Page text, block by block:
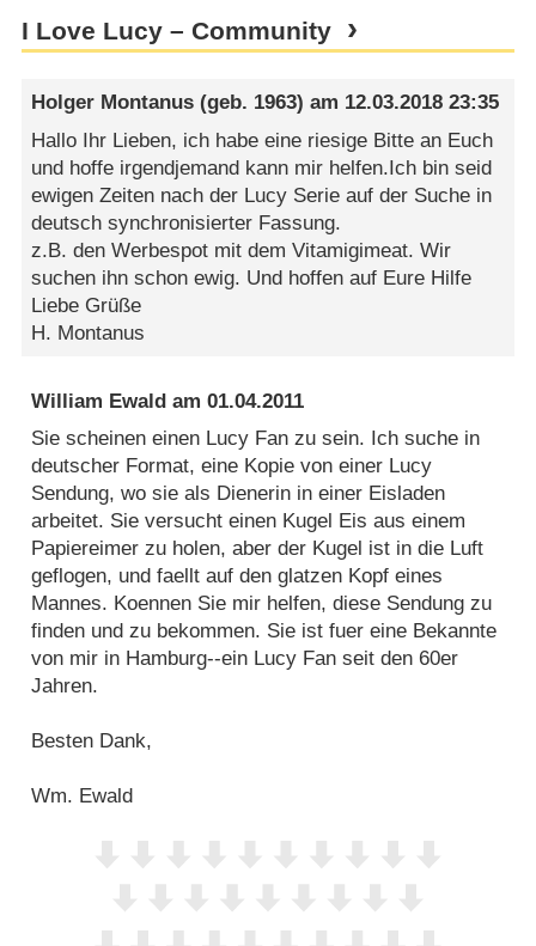
I Love Lucy – Community
Holger Montanus (geb. 1963) am 12.03.2018 23:35
Hallo Ihr Lieben, ich habe eine riesige Bitte an Euch
und hoffe irgendjemand kann mir helfen.Ich bin seid
ewigen Zeiten nach der Lucy Serie auf der Suche in
deutsch synchronisierter Fassung.
z.B. den Werbespot mit dem Vitamigimeat. Wir
suchen ihn schon ewig. Und hoffen auf Eure Hilfe
Liebe Grüße
H. Montanus
William Ewald am01.04.2011
Sie scheinen einen Lucy Fan zu sein. Ich suche in
deutscher Format, eine Kopie von einer Lucy
Sendung, wo sie als Dienerin in einer Eisladen
arbeitet. Sie versucht einen Kugel Eis aus einem
Papiereimer zu holen, aber der Kugel ist in die Luft
geflogen, und faellt auf den glatzen Kopf eines
Mannes. Koennen Sie mir helfen, diese Sendung zu
finden und zu bekommen. Sie ist fuer eine Bekannte
von mir in Hamburg--ein Lucy Fan seit den 60er
Jahren.
Besten Dank,
Wm. Ewald